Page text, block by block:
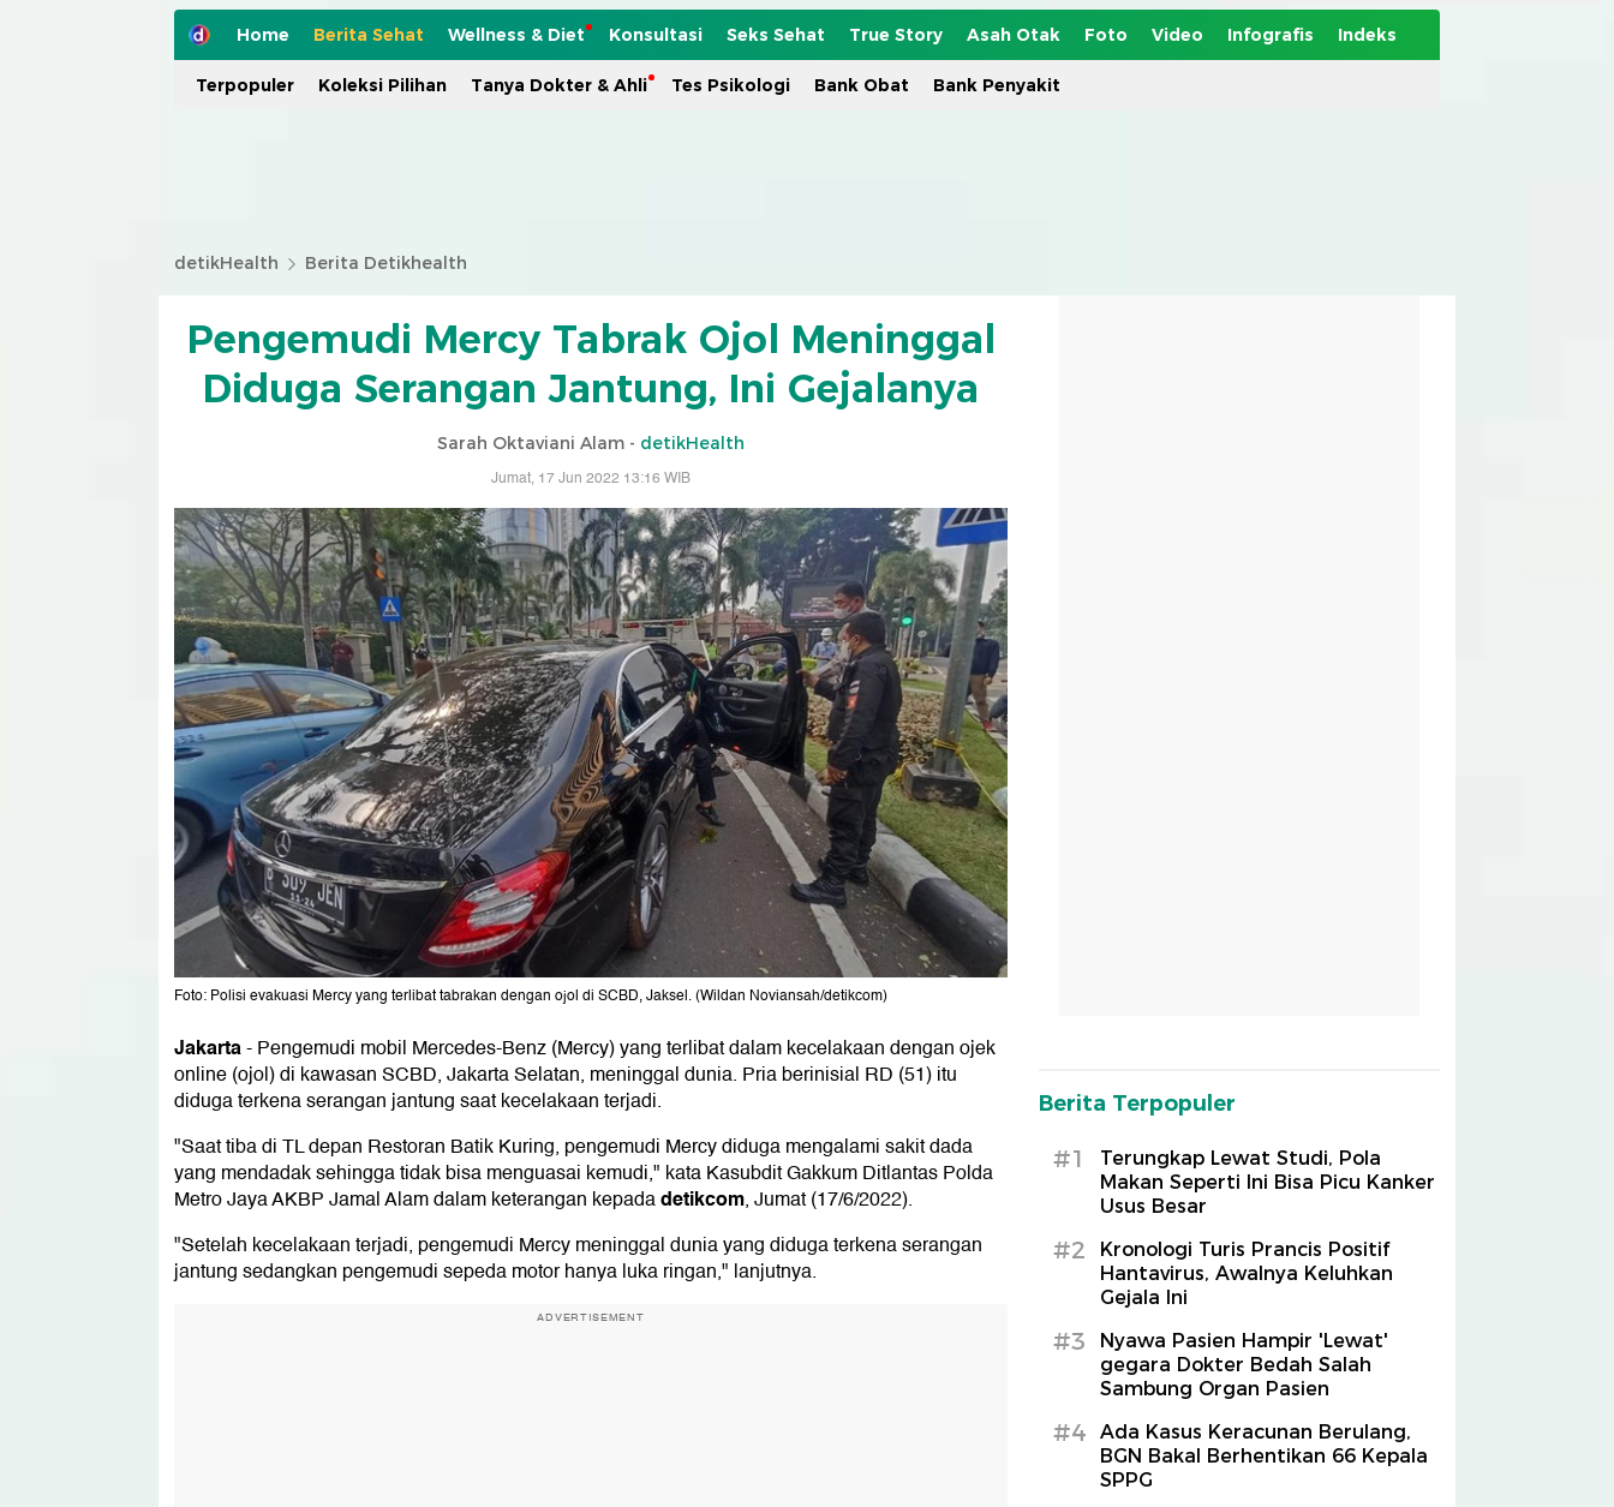
Home Berita Sehat Wellness & Diet Konsultasi Seks Sehat True Story Asah Otak Foto Video Infografis Indeks
Terpopuler Koleksi Pilihan Tanya Dokter & Ahli Tes Psikologi Bank Obat Bank Penyakit
detikHealth Berita Detikhealth
Pengemudi Mercy Tabrak Ojol Meninggal
Diduga Serangan Jantung, Ini Gejalanya
Sarah Oktaviani Alam - detikHealth
Jumat, 17 Jun 2022 13:16 WIB
Foto: Polisi evakuasi Mercy yang terlibat tabrakan dengan ojol di SCBD, Jaksel. (Wildan Noviansah/detikcom)
Jakarta-Pengemudi mobil Mercedes-Benz (Mercy) yang terlibat dalam kecelakaan dengan ojek
online (ojol) di kawasan SCBD, Jakarta Selatan, meninggal dunia. Pria berinisial RD (51) itu
diduga terkena serangan jantung saat kecelakaan terjadi.
"Saat tiba di TL depan Restoran Batik Kuring, pengemudi Mercy diduga mengalami sakit dada
yang mendadak sehingga tidak bisa menguasai kemudi," kata Kasubdit Gakkum Ditlantas Polda
Metro Jaya AKBP Jamal Alam dalam keterangan kepadadetikcom, Jumat (17/6/2022).
"Setelah kecelakaan terjadi, pengemudi Mercy meninggal dunia yang diduga terkena serangan
jantung sedangkan pengemudi sepeda motor hanya luka ringan," lanjutnya.
ADVERTISEMENT
Berita Terpopuler
#1
Terungkap Lewat Studi, Pola
Makan Seperti Ini Bisa Picu Kanker
Usus Besar
#2
Kronologi Turis Prancis Positif
Hantavirus, Awalnya Keluhkan
Gejala Ini
#3
Nyawa Pasien Hampir 'Lewat'
gegara Dokter Bedah Salah
Sambung Organ Pasien
#4
Ada Kasus Keracunan Berulang,
BGN Bakal Berhentikan 66 Kepala
SPPG